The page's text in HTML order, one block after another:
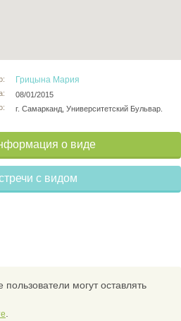
Грицына Мария
08/01/2015
г. Самарканд, Университетский Бульвар.
о виде
с видом
могут оставлять